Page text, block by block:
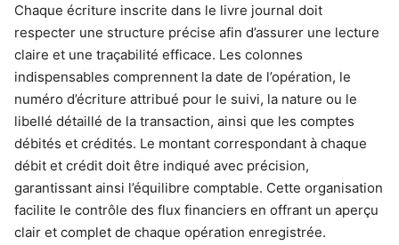
Chaque écriture inscrite dans le livre journal doit
respecter une structure précise afin d’assurer une lecture
claire et une traçabilité efficace. Les colonnes
indispensables comprennent la date de l’opération, le
numéro d’écriture attribué pour le suivi, la nature ou le
libellé détaillé de la transaction, ainsi que les comptes
débités et crédités. Le montant correspondant à chaque
débit et crédit doit être indiqué avec précision,
garantissant ainsi l’équilibre comptable. Cette organisation
facilite le contrôle des flux financiers en offrant un aperçu
clair et complet de chaque opération enregistrée.